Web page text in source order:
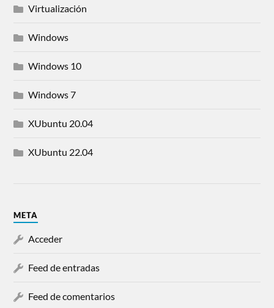
Virtualización
Windows
Windows 10
Windows 7
XUbuntu 20.04
XUbuntu 22.04
META
Acceder
Feed de entradas
Feed de comentarios